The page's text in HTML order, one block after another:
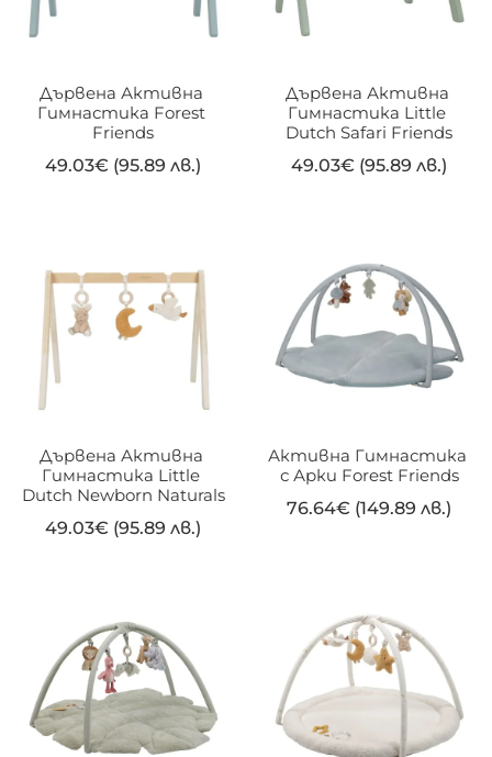
Дървена Активна
Гимнастика Forest
Friends
49.03€ (95.89 лв.)
Дървена Активна
Гимнастика Little
Dutch Safari Friends
49.03€ (95.89 лв.)
Дървена Активна
Гимнастика Little
Dutch Newborn Naturals
49.03€ (95.89 лв.)
Активна Гимнастика
с Арки Forest Friends
76.64€ (149.89 лв.)